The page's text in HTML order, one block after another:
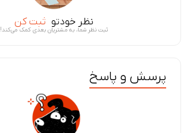
نظر خودتو ثبت کن
ثبت نظر شما، به مشتریان بعدی کمک می‌کند!
پرسش و پاسخ